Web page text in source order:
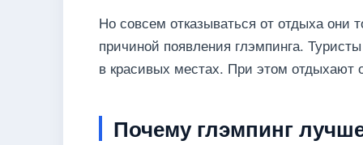
Но совсем отказываться от отдыха они
причиной появления глэмпинга.
в красивых местах. При этом
Почему глэмпинг